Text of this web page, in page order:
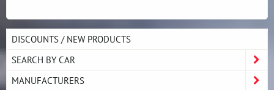
DISCOUNTS / NEW PRODUCTS
SEARCH BY CAR
MANUFACTURERS